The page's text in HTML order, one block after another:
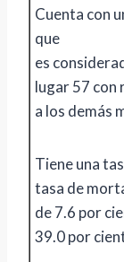
Cuenta con
que
es
lugar 57 con
a los demás
Tiene una
tasa de
de 7.6 por
39.0 por